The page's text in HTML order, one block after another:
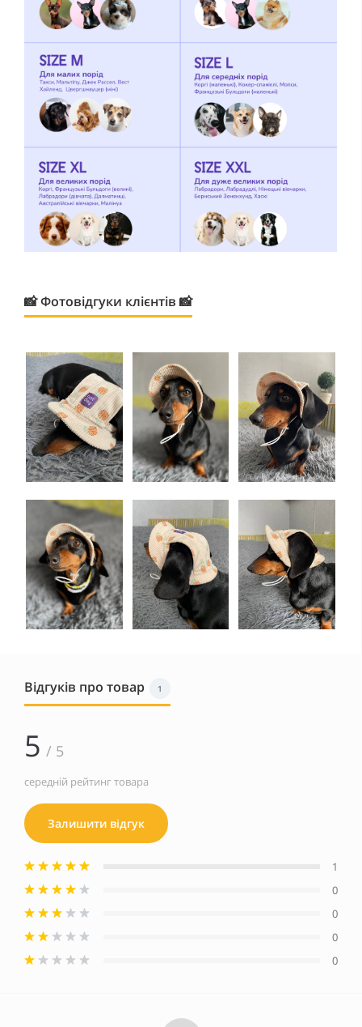
📸 Фотовідгуки клієнтів 📸
Відгуків про товар 1
5 / 5
середній рейтинг товара
Залишити відгук
1
0
0
0
0